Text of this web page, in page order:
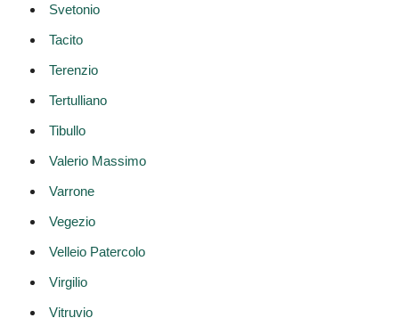
Svetonio
Tacito
Terenzio
Tertulliano
Tibullo
Valerio Massimo
Varrone
Vegezio
Velleio Patercolo
Virgilio
Vitruvio